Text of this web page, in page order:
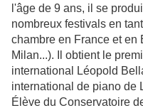
l'âge de 9 ans, il se
nombreux festivals en
chambre en France et en
Milan...). Il obtient le
international Léopold
international de piano de
Élève du Conservatoire